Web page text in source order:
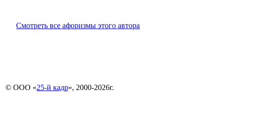
Смотреть все афоризмы этого автора
© ООО «25-й кадр», 2000-2026г.